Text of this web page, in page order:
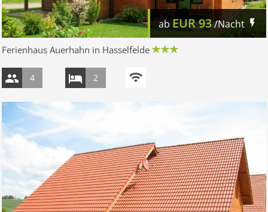
ab EUR93/Nacht
Ferienhaus Auerhahn in Hasselfelde
4 2